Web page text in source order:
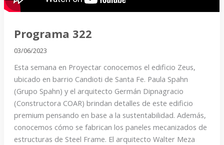
Programa 322
03/06/2023
Esta semana en Proyectar conocemos el edificio Zeus,
ubicado en barrio Candioti de Santa Fe. Paula Spahn
(Grupo Spahn) y el arquitecto Germán Dipnagracio
(Constructora COAR) brindan detalles de este edificio
premium pensando en base a la sustentabilidad. Además,
conocemos cómo se fabrican los paneles mecanizados de
estructuras de Steel Frame. El arquitecto Walter Meza